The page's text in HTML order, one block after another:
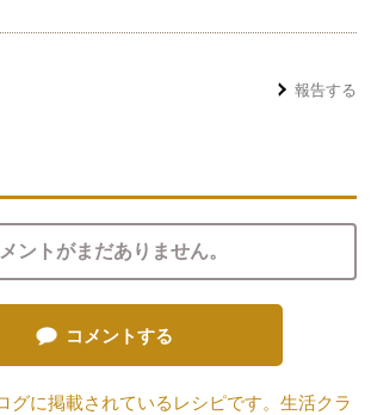
報告する
ントがまだありません。
コメントする
グに掲載されているレシピです。生活クラ